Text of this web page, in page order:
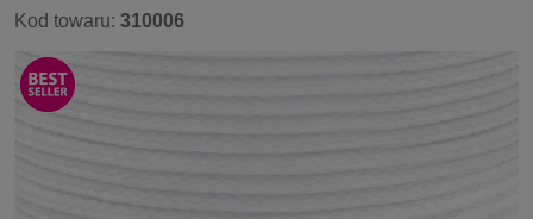
Kod towaru: 310006